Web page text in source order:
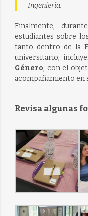
Ingeniería.
Finalmente,
estudiantes sobre los
tanto dentro de la
universitario,
Género, con el
acompañamiento en
Revisa algunas